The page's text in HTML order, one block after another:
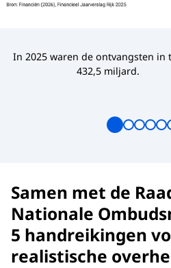
In 2025 waren de ontvangsten in
432,5 miljard.
Samen met de
Nationale
5 handreikingen
realistische